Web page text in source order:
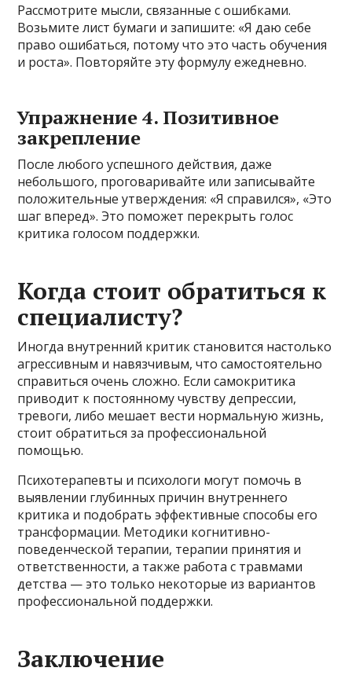
Рассмотрите мысли, связанные с ошибками.
Возьмите лист бумаги и запишите: «Я даю себе
право ошибаться, потому что это часть обучения
и роста». Повторяйте эту формулу ежедневно.
Упражнение 4. Позитивное
закрепление
После любого успешного действия, даже
небольшого, проговаривайте или записывайте
положительные утверждения: «Я справился», «Это
шаг вперед». Это поможет перекрыть голос
критика голосом поддержки.
Когда стоит обратиться к
специалисту?
Иногда внутренний критик становится настолько
агрессивным и навязчивым, что самостоятельно
справиться очень сложно. Если самокритика
приводит к постоянному чувству депрессии,
тревоги, либо мешает вести нормальную жизнь,
стоит обратиться за профессиональной
помощью.
Психотерапевты и психологи могут помочь в
выявлении глубинных причин внутреннего
критика и подобрать эффективные способы его
трансформации. Методики когнитивно-
поведенческой терапии, терапии принятия и
ответственности, а также работа с травмами
детства — это только некоторые из вариантов
профессиональной поддержки.
Заключение